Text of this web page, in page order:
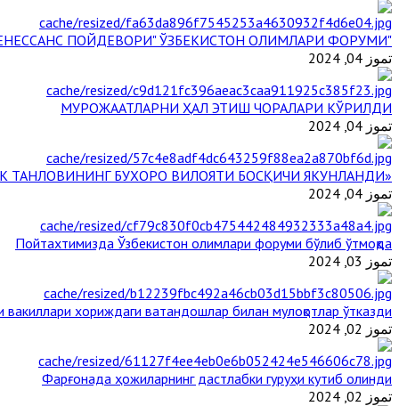
"БУЮК АЖДОДЛАР МЕРОСИ – III РЕНЕССАНС ПОЙДЕВОРИ" ЎЗБЕКИСТОН ОЛИМЛАРИ ФОРУМИ
تموز 04, 2024
МУРОЖААТЛАРНИ ҲАЛ ЭТИШ ЧОРАЛАРИ КЎРИЛДИ
تموز 04, 2024
«ЙИЛ ИМОМИ – 2024» КЎРИК ТАНЛОВИНИНГ БУХОРО ВИЛОЯТИ БОСҚИЧИ ЯКУНЛАНДИ
تموز 04, 2024
Пойтахтимизда Ўзбекистон олимлари форуми бўлиб ўтмоқда
تموز 03, 2024
хориждаги ватандошлар билан мулоқотлар ўтказди
تموز 02, 2024
Фарғонада ҳожиларнинг дастлабки гуруҳи кутиб олинди
تموز 02, 2024